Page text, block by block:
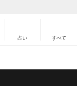
占い すべて